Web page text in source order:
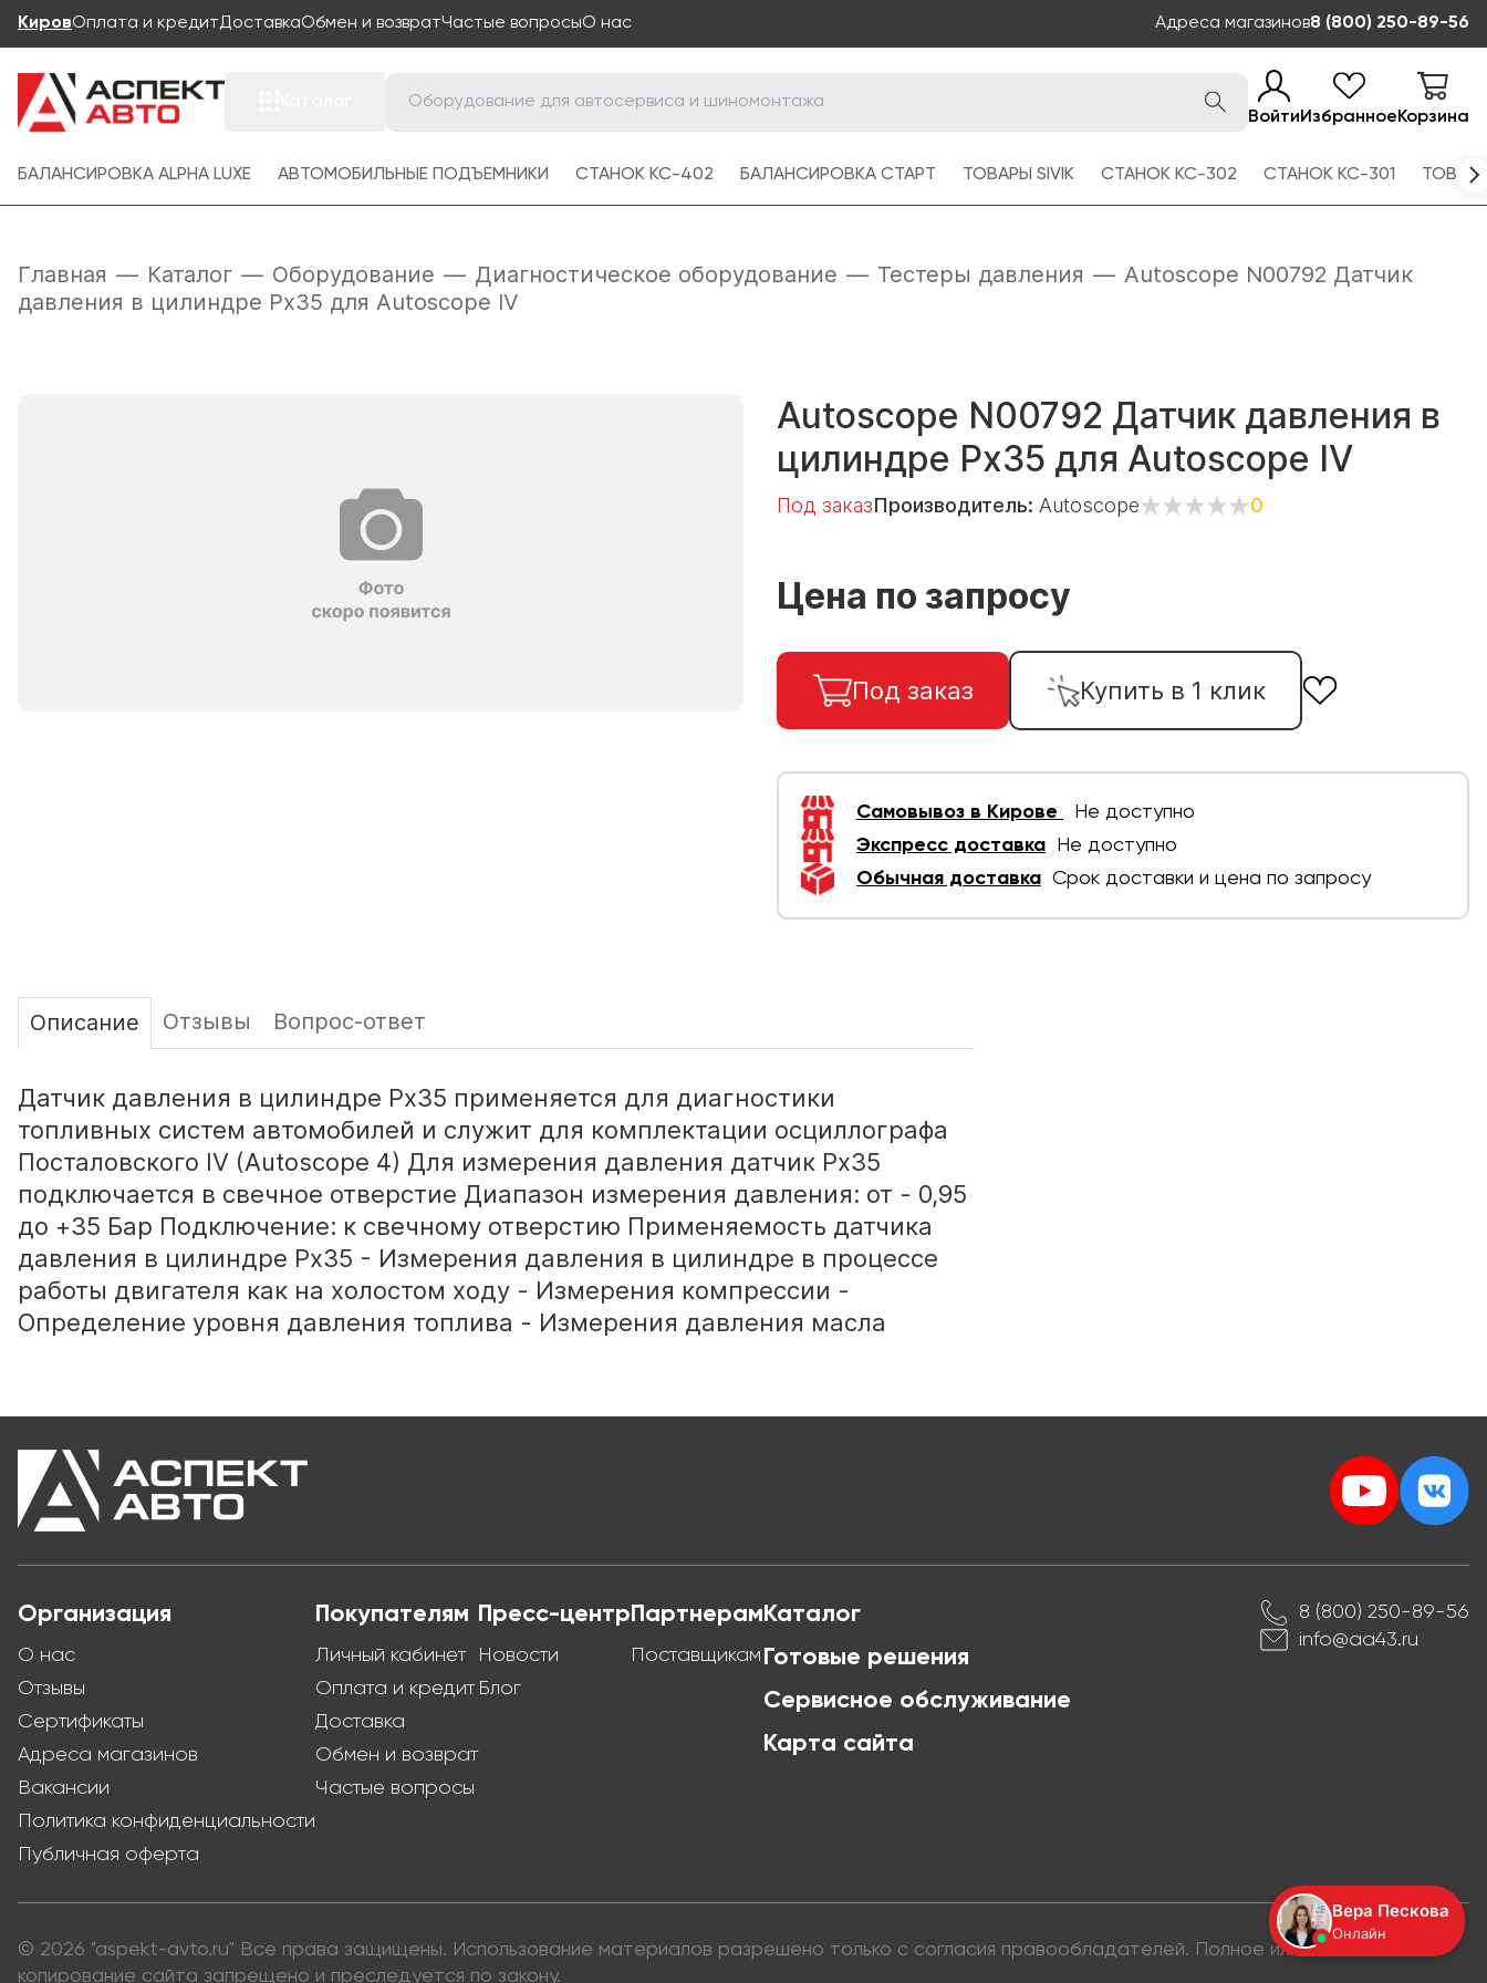
КировОплата и кредитДоставкаОбмен и возвратЧастые вопросыО нас Адреса магазинов8 (800) 250-89-56
ВойтиИзбранноеКорзина
БАЛАНСИРОВКА ALPHA LUXE АВТОМОБИЛЬНЫЕ ПОДЪЕМНИКИ СТАНОК КС-402 БАЛАНСИРОВКА СТАРТ ТОВАРЫ SIVIK СТАНОК КС-302 СТАНОК КС-301 ТОВАРЫ
Главная — Каталог — Оборудование — Диагностическое оборудование — Тестеры давления — Autoscope N00792 Датчик
давления в цилиндре Px35 для Autoscope IV
Autoscope N00792 Датчик давления в
цилиндре Px35 для Autoscope IV
Под заказПроизводитель: Autoscope 0
Цена по запросу
Под заказ Купить в 1 клик
Самовывоз в Кирове
Не доступно
Экспресс доставка
Не доступно
Обычная доставка Срок доставки и цена по запросу
Описание Отзывы Вопрос-ответ
Датчик давления в цилиндре Px35 применяется для диагностики
топливных систем автомобилей и служит для комплектации осциллографа
Посталовского IV (Autoscope 4) Для измерения давления датчик Px35
подключается в свечное отверстие Диапазон измерения давления: от - 0,95
до +35 Бар Подключение: к свечному отверстию Применяемость датчика
давления в цилиндре Px35 - Измерения давления в цилиндре в процессе
работы двигателя как на холостом ходу - Измерения компрессии -
Определение уровня давления топлива - Измерения давления масла
Организация
О нас
Отзывы
Сертификаты
Адреса магазинов
Вакансии
Политика конфиденциальности
Публичная оферта
Покупателям
Личный кабинет
Оплата и кредит
Доставка
Обмен и возврат
Частые вопросы
Пресс-центр
Новости
Блог
Партнерам
Поставщикам
Каталог
Готовые решения
Сервисное обслуживание
Карта сайта
8 (800) 250-89-56
info@aa43.ru
© 2026 "aspekt-avto.ru" Все права защищены. Использование материалов разрешено только с согласия правообладателей. Полное или частичное
копирование сайта запрещено и преследуется по закону.